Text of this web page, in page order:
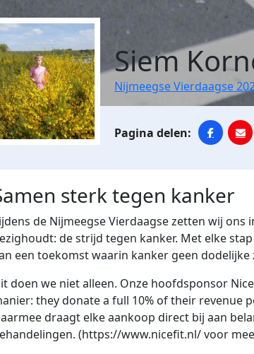
Siem
Nijmeegse Vierdaagse
sterk tegen kanker
de Nijmeegse Vierdaagse zetten wij ons
de strijd tegen kanker. Met elke
een toekomst waarin kanker geen dodelijke
doen we niet alleen. Onze hoofdsponsor
they donate a full 10% of their revenue
draagt elke aankoop direct bij aan
(https://www.nicefit.nl/ voor